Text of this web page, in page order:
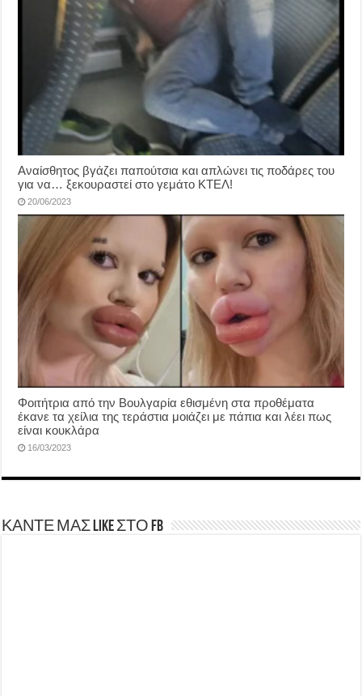
Αναίσθητος βγάζει παπούτσια και απλώνει τις ποδάρες του
για να… ξεκουραστεί στο γεμάτο ΚΤΕΛ!
20/06/2023
Φοιτήτρια από την Βουλγαρία εθισμένη στα προθέματα
έκανε τα χείλια της τεράστια μοιάζει με πάπια και λέει πως
είναι κουκλάρα
16/03/2023
ΚΑΝΤΕ ΜΑΣ LIKE ΣΤΟ FB